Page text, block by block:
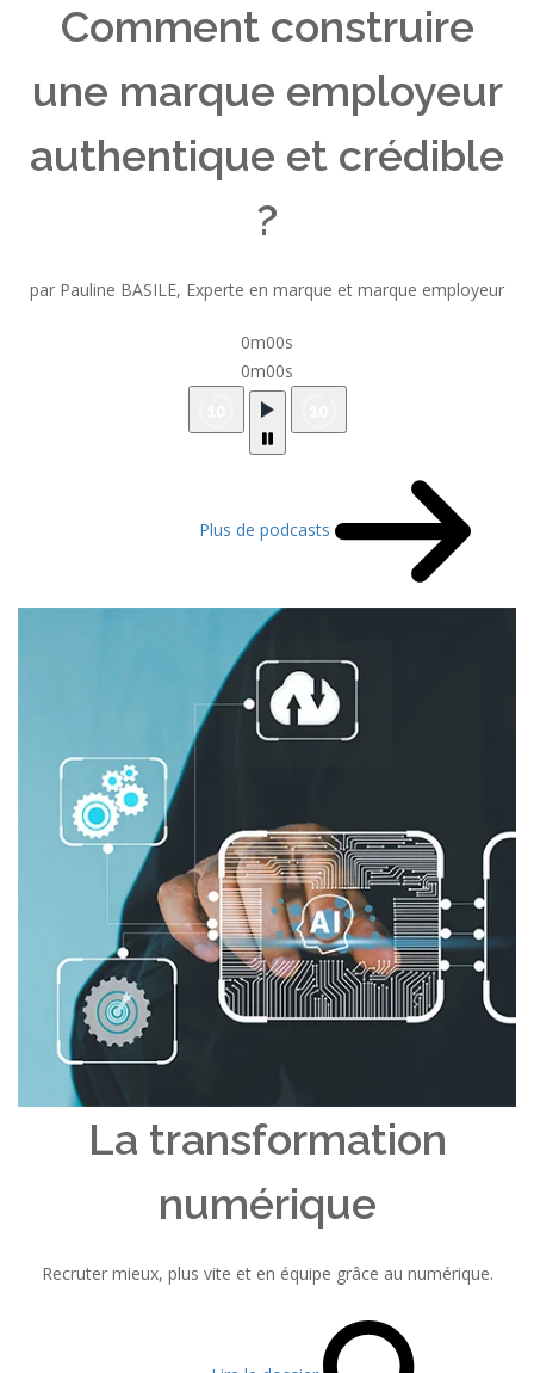
Comment construire
une marque employeur
authentique et crédible
?
par Pauline BASILE, Experte en marque et marque employeur
0m00s
0m00s
Plus de podcasts
La transformation
numérique
Recruter mieux, plus vite et en équipe grâce au numérique.